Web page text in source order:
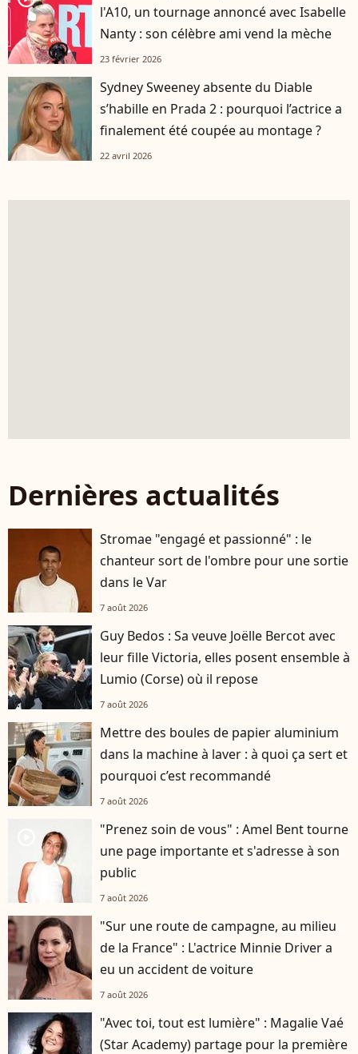
l'A10, un tournage annoncé avec Isabelle
Nanty : son célèbre ami vend la mèche
23 février 2026
Sydney Sweeney absente du Diable
s’habille en Prada 2 : pourquoi l’actrice a
finalement été coupée au montage ?
22 avril 2026
Dernières actualités
Stromae "engagé et passionné" : le
chanteur sort de l'ombre pour une sortie
dans le Var
7 août 2026
Guy Bedos : Sa veuve Joëlle Bercot avec
leur fille Victoria, elles posent ensemble à
Lumio (Corse) où il repose
7 août 2026
Mettre des boules de papier aluminium
dans la machine à laver : à quoi ça sert et
pourquoi c’est recommandé
7 août 2026
"Prenez soin de vous" : Amel Bent tourne
une page importante et s'adresse à son
public
7 août 2026
"Sur une route de campagne, au milieu
de la France" : L'actrice Minnie Driver a
eu un accident de voiture
7 août 2026
"Avec toi, tout est lumière" : Magalie Vaé
(Star Academy) partage pour la première